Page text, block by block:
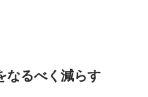
なるべく減らす